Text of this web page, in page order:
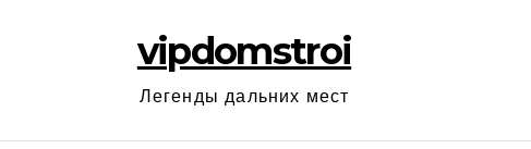
vipdomstroi
Легенды дальних мест